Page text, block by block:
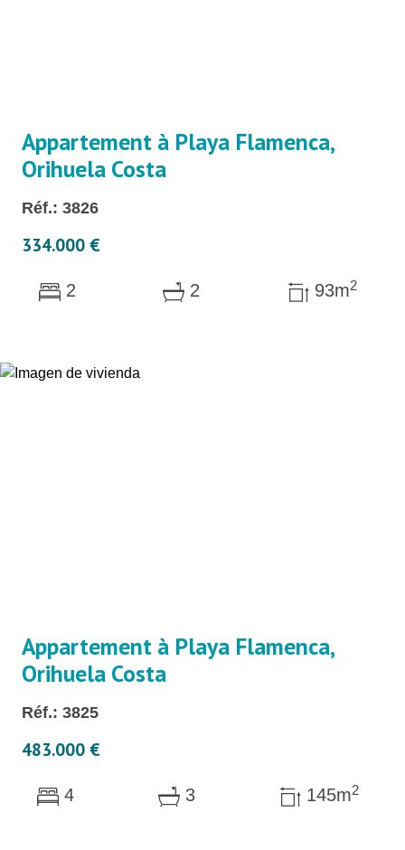
Appartement à Playa Flamenca,
Orihuela Costa
Réf.: 3826
334.000 €
2 2 93m2
Appartement à Playa Flamenca,
Orihuela Costa
Réf.: 3825
483.000 €
4 3 145m2